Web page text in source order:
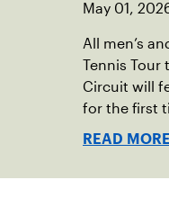
May 01,
All men’s
Tennis Tour
Circuit will
for the first
READ MORE